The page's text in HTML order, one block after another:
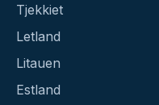
Tjekkiet
Letland
Litauen
Estland